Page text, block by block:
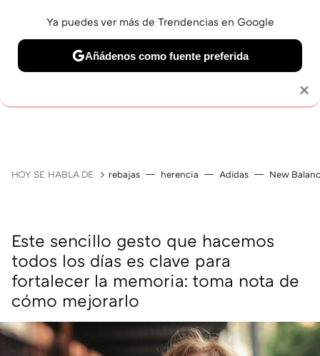
HOY SE HABLA DE rebajas herencia Adidas New
Este sencillo gesto que hacemos
todos los días es clave para
fortalecer la memoria: toma nota de
cómo mejorarlo
×
Ya puedes ver más de Trendencias en Google
Añádenos como fuente preferida